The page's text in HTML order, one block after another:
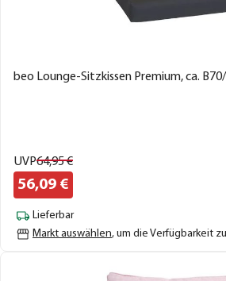
beo Lounge-Sitzkissen Premium, ca.
UVP64,95€
56,09 €
Lieferbar
Markt auswählen, um die Verfügbarkeit